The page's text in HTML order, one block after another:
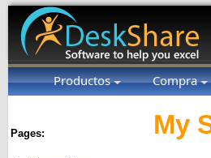
Productos Compra
Pages: My